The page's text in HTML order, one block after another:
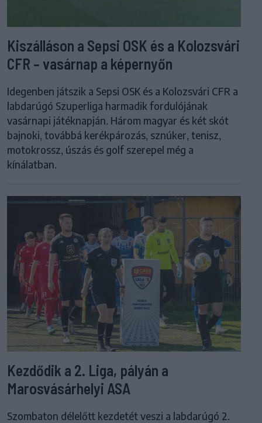
Kiszálláson a Sepsi OSK és a Kolozsvári
CFR – vasárnap a képernyőn
Idegenben játszik a Sepsi OSK és a Kolozsvári CFR a
labdarúgó Szuperliga harmadik fordulójának
vasárnapi játéknapján. Három magyar és két skót
bajnoki, továbbá kerékpározás, sznúker, tenisz,
motokrossz, úszás és golf szerepel még a
kínálatban.
Kezdődik a 2. Liga, pályán a
Marosvásárhelyi ASA
Szombaton délelőtt kezdetét veszi a labdarúgó 2.